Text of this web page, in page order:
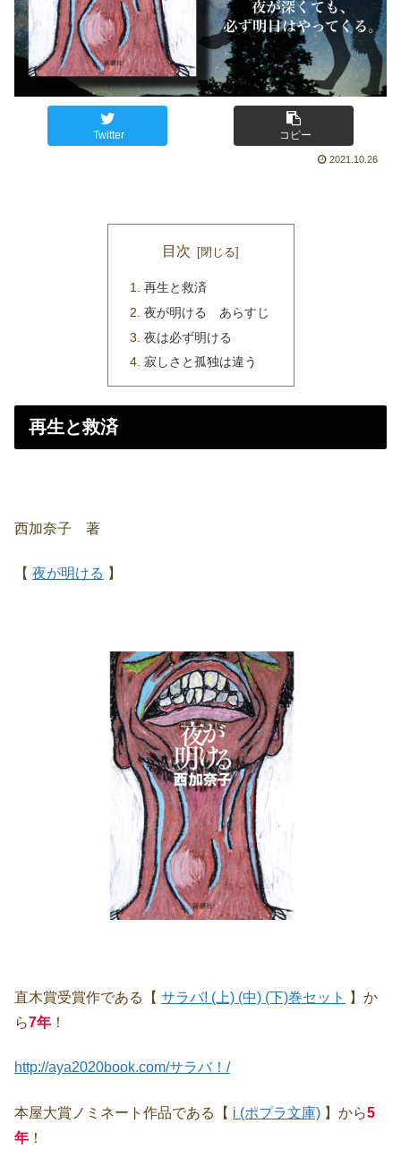
Twitter コピー
2021.10.26
目次
再生と救済
夜が明ける あらすじ
夜は必ず明ける
寂しさと孤独は違う
再生と救済
西加奈子 著
【 夜が明ける 】
直木賞受賞作である【 サラバ! (上) (中) (下)巻セット
】か
ら7年 ！
http://aya2020book.com/サラバ！/
本屋大賞ノミネート作品である【 i (ポプラ文庫) 】から5
年 ！